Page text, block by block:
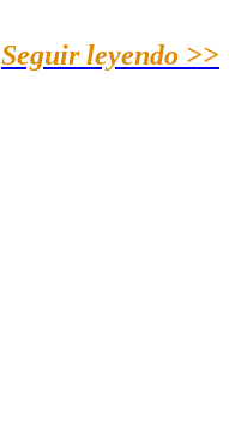
Seguir leyendo >>